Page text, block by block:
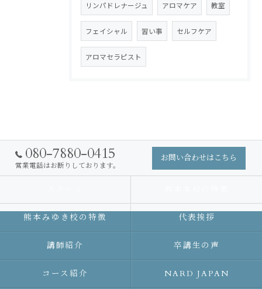
リンパドレナージュ アロマケア 教室
フェイシャル 習い事 セルフケア
アロマセラピスト
080-7880-0415
営業電話はお断りしております。
お問い合わせはこちら
熊本みゆき校の特徴 代表挨拶
講師紹介 卒講生の声
コース紹介 NARD JAPAN